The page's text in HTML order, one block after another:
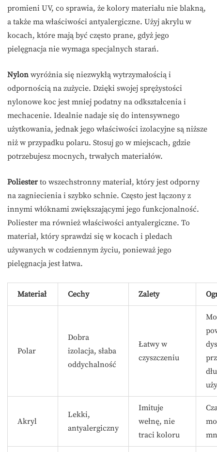
promieni UV, co sprawia, że kolory materiału nie blakną,
a także ma właściwości antyalergiczne. Użyj akrylu w
kocach, które mają być często prane, gdyż jego
pielęgnacja nie wymaga specjalnych starań.
Nylon wyróżnia się niezwykłą wytrzymałością i
odpornością na zużycie. Dzięki swojej sprężystości
nylonowe koc jest mniej podatny na odkształcenia i
mechacenie. Idealnie nadaje się do intensywnego
użytkowania, jednak jego właściwości izolacyjne są niższe
niż w przypadku polaru. Stosuj go w miejscach, gdzie
potrzebujesz mocnych, trwałych materiałów.
Poliesterto wszechstronny materiał, który jest odporny
na zagniecienia i szybko schnie. Często jest łączony z
innymi włóknami zwiększającymi jego funkcjonalność.
Poliester ma również właściwości antyalergiczne. To
materiał, który sprawdzi się w kocach i pledach
używanych w codziennym życiu, ponieważ jego
pielęgnacja jest łatwa.
Materiał Cechy Zalety
Polar
Dobra
izolacja, słaba
oddychalność
Łatwy w
czyszczeniu
Akryl
Lekki,
antyalergiczny
Imituje
wełnę, nie
traci koloru